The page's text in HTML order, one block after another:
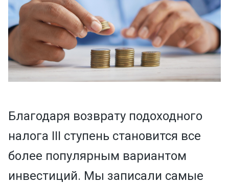
Благодаря возврату подоходного
налога III ступень становится все
более популярным вариантом
инвестиций. Мы записали самые